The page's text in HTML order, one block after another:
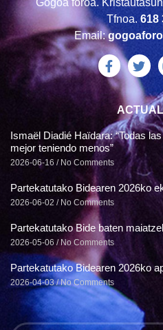
Gogoa foroa.
Tfnoa. 618
Email:
Ismaël Diadié Haïdara: “Todas
mejor teniendo menos”
2026-06-16 No Comments
Partekatutako Bidearen 2026ko
2026-06-02 No Comments
Partekatutako Bide baten
2026-05-06 No Comments
Partekatutako Bidearen 2026ko
2026-04-03 No Comments